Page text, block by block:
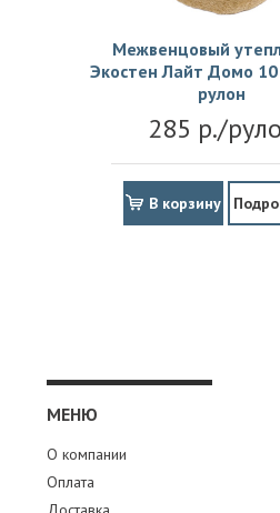
Межвенцовый
Экостен Лайт Домо
рулон
285 р./
В корзину
МЕНЮ
О компании
Оплата